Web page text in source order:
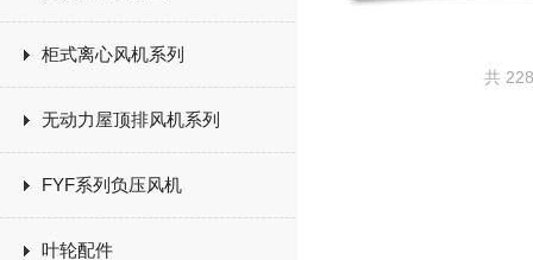
柜式离心风机系列
无动力屋顶排风机系列
FYF系列负压风机
叶轮配件
共